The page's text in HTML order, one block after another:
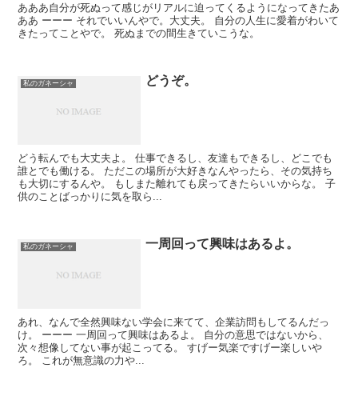
あああ自分が死ぬって感じがリアルに迫ってくるようになってきたあ
ああ ーーー それでいいんやで。大丈夫。 自分の人生に愛着がわいて
きたってことやで。 死ぬまでの間生きていこうな。
私のガネーシャ どうぞ。
どう転んでも大丈夫よ。 仕事できるし、友達もできるし、どこでも
誰とでも働ける。 ただこの場所が大好きなんやったら、その気持ち
も大切にするんや。 もしまた離れても戻ってきたらいいからな。 子
供のことばっかりに気を取ら...
私のガネーシャ 一周回って興味はあるよ。
あれ、なんで全然興味ない学会に来てて、企業訪問もしてるんだっ
け。 ーーー 一周回って興味はあるよ。 自分の意思ではないから、
次々想像してない事が起こってる。 すげー気楽ですげー楽しいや
ろ。 これが無意識の力や...